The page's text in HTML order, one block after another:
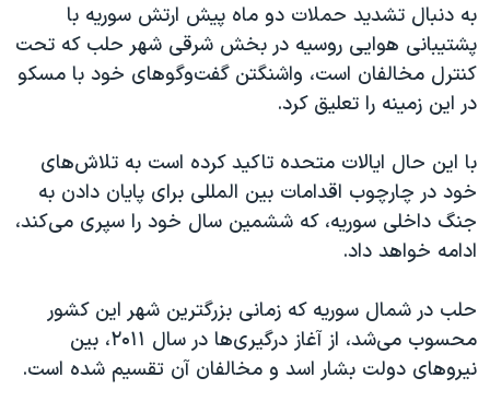
نرگس محمدی برنده جایزه نوبل صلح
همایش محافظه‌کاران آمریکا «سی‌پک»
صفحه‌های ویژه
به دنبال تشدید حملات دو ماه پیش ارتش سوریه با
پشتیبانی هوایی روسیه در بخش شرقی شهر حلب که تحت
کنترل مخالفان است، واشنگتن گفت‌وگوهای خود با مسکو
در این زمینه را تعلیق کرد.
با این حال ایالات متحده تاکید کرده است به تلاش‌های
خود در چارچوب اقدامات بین المللی برای پایان دادن به
جنگ داخلی سوریه، که ششمین سال خود را سپری می‌کند،
ادامه خواهد داد.
حلب در شمال سوریه که زمانی بزرگترین شهر این کشور
محسوب می‌شد، از آغاز درگیری‌ها در سال ۲۰۱۱، بین
نیروهای دولت بشار اسد و مخالفان آن تقسیم شده است.